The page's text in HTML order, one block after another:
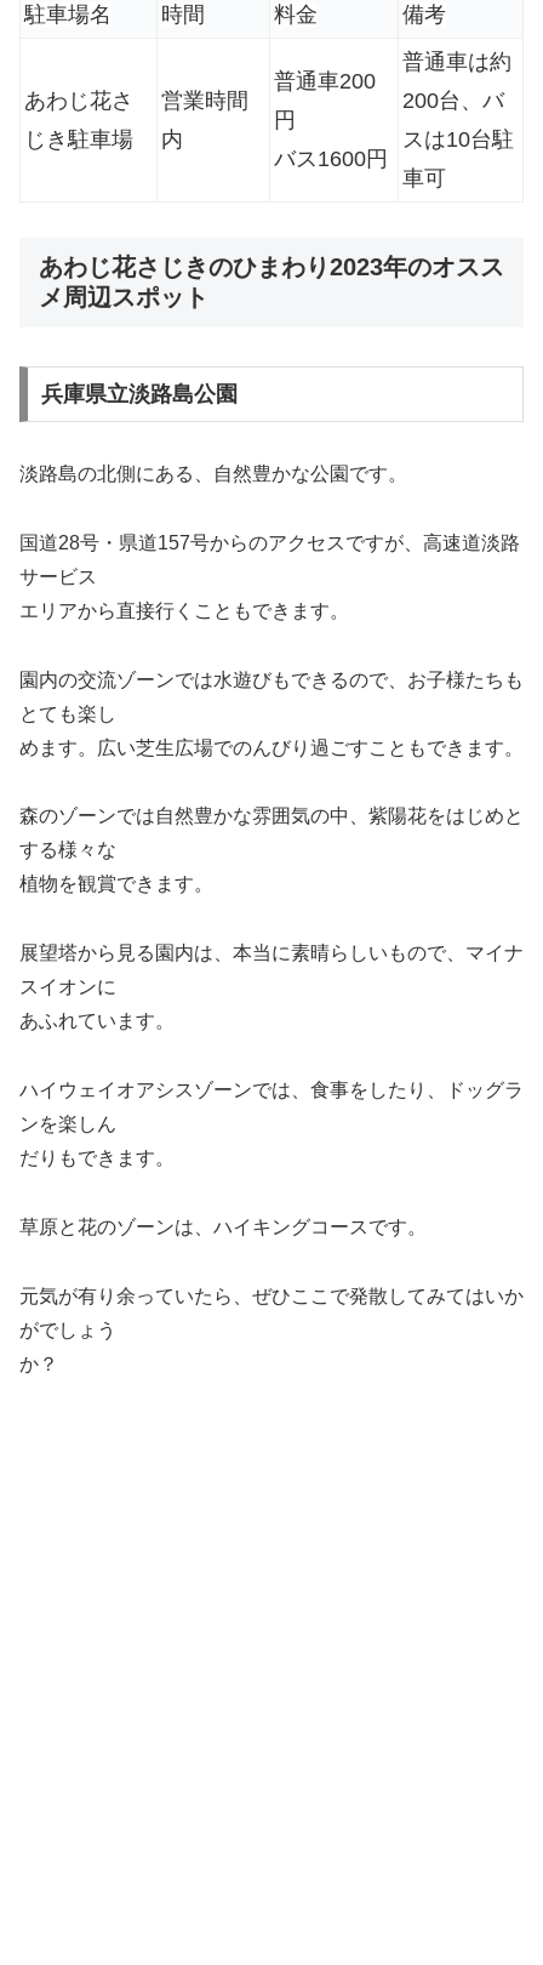
駐車場名 時間 料金 備考
あわじ花さ
じき駐車場
営業時間
内
普通車200
円
バス1600円
普通車は約
200台、バ
スは10台駐
車可
あわじ花さじきのひまわり2023年のオスス
メ周辺スポット
兵庫県立淡路島公園
淡路島の北側にある、自然豊かな公園です。
国道28号・県道157号からのアクセスですが、高速道淡路
サービス
エリアから直接行くこともできます。
園内の交流ゾーンでは水遊びもできるので、お子様たちも
とても楽し
めます。広い芝生広場でのんびり過ごすこともできます。
森のゾーンでは自然豊かな雰囲気の中、紫陽花をはじめと
する様々な
植物を観賞できます。
展望塔から見る園内は、本当に素晴らしいもので、マイナ
スイオンに
あふれています。
ハイウェイオアシスゾーンでは、食事をしたり、ドッグラ
ンを楽しん
だりもできます。
草原と花のゾーンは、ハイキングコースです。
元気が有り余っていたら、ぜひここで発散してみてはいか
がでしょう
か？